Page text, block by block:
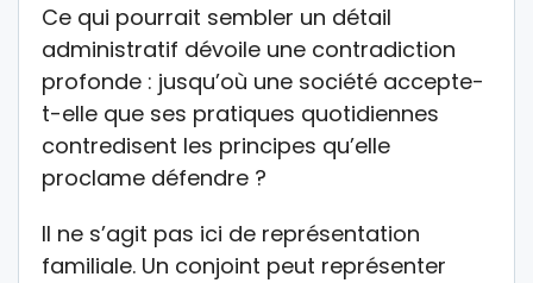
Ce qui pourrait sembler un détail
administratif dévoile une contradiction
profonde : jusqu’où une société accepte-
t-elle que ses pratiques quotidiennes
contredisent les principes qu’elle
proclame défendre ?
Il ne s’agit pas ici de représentation
familiale. Un conjoint peut représenter